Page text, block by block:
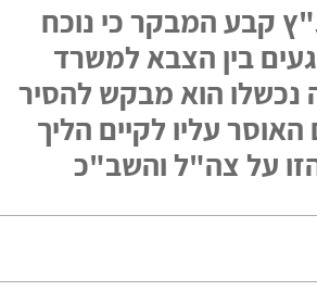
קבע המבקר כי נוכח
בין הצבא למשרד
נכשלו הוא מבקש להסיר
האוסר עליו לקיים הליך
על צה"ל והשב"כ